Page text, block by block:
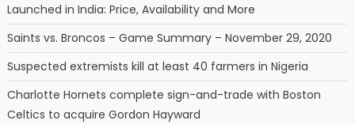
Launched in India: Price, Availability and More
Saints vs. Broncos – Game Summary – November 29, 2020
Suspected extremists kill at least 40 farmers in Nigeria
Charlotte Hornets complete sign-and-trade with Boston
Celtics to acquire Gordon Hayward